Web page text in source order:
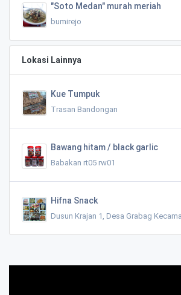
"Soto Medan" murah meriah
bumirejo
Lokasi Lainnya
Kue Tumpuk
Trasan Bandongan
Bawang hitam / black garlic
Babakan rt05 rw01
Hifna Snack
Dusun Krajan 1, Desa Grabag